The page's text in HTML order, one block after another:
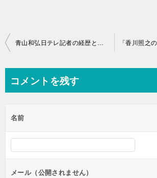
投
ビ
ー
シ
ョ
ン
コメントを残す
名前
メール（公開されません）